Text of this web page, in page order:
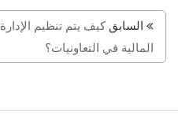
السابق كيف يتم تنظيم الإدارة
المالية في التعاونيات؟